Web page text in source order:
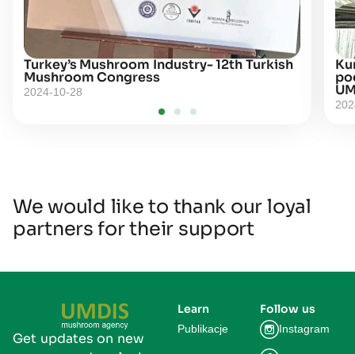
Turkey’s Mushroom Industry- 12th Turkish
Mushroom Congress
2024-10-28
We would like to thank our loyal
partners for their support
Get updates on new
Learn
Publikacje
Follow us
Instagram